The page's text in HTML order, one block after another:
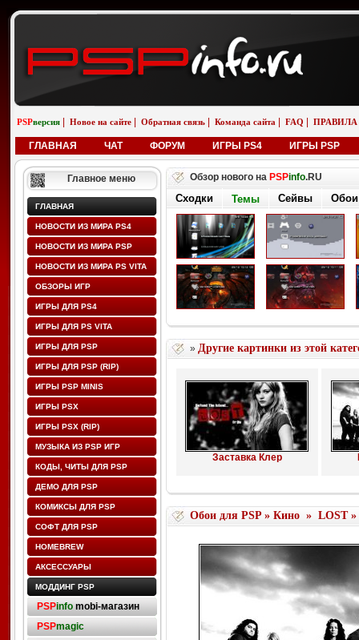
PSPверсия Новое на сайте Обратная связь Команда сайта FAQ ПРАВИЛА
ГЛАВНАЯ ЧАТ ФОРУМ ИГРЫ PS4 ИГРЫ PSP
Главное меню
ГЛАВНАЯ
НОВОСТИ ИЗ МИРА PS4
НОВОСТИ ИЗ МИРА PSP
НОВОСТИ ИЗ МИРА PS VITA
ОБЗОРЫ ИГР
ИГРЫ ДЛЯ PS4
ИГРЫ ДЛЯ PS VITA
ИГРЫ ДЛЯ PSP
ИГРЫ ДЛЯ PSP (RIP)
ИГРЫ PSP MINIS
ИГРЫ PSX
ИГРЫ PSX (RIP)
МУЗЫКА ИЗ PSP ИГР
КОДЫ, ЧИТЫ ДЛЯ PSP
ДЕМО ДЛЯ PSP
КОМИКСЫ ДЛЯ PSP
СОФТ ДЛЯ PSP
HOMEBREW
АКСЕССУАРЫ
МОДДИНГ PSP
PSPinfo mobi-магазин
PSPmagic
Обзор нового на PSPinfo.RU
Сходки Темы Сейвы Обои
» Другие картинки из этой
Заставка Клер
Обои для PSP» Кино» LOST»